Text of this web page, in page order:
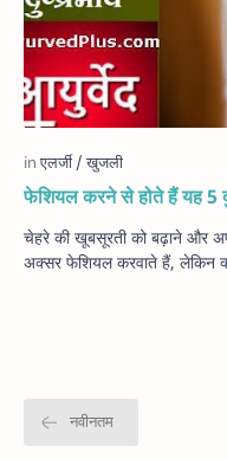
फेशियल करने से होते हैं यह 5
चेहरे की खूबसूरती को बढ़ाने और
अक्सर फेशियल करवाते हैं, लेकिन